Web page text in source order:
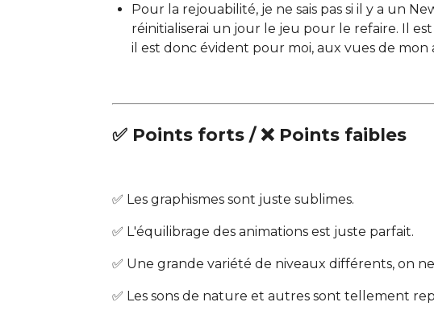
Pour la rejouabilité, je ne sais pas si il y a un
réinitialiserai un jour le jeu pour le refaire. Il
il est donc évident pour moi, aux vues de
✅ Points forts / ❌ Points faibles
✅ Les graphismes sont juste sublimes.
✅ L'équilibrage des animations est juste parfait.
✅ Une grande variété de niveaux différents, on ne
✅ Les sons de nature et autres sont tellement